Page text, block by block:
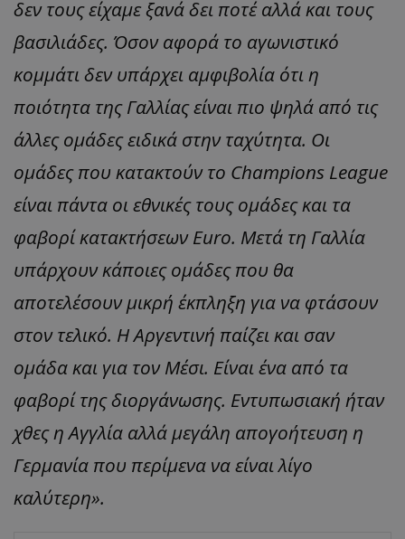
δεν τους είχαμε ξανά δει ποτέ αλλά και τους
βασιλιάδες. Όσον αφορά το αγωνιστικό
κομμάτι δεν υπάρχει αμφιβολία ότι η
ποιότητα της Γαλλίας είναι πιο ψηλά από τις
άλλες ομάδες ειδικά στην ταχύτητα. Οι
ομάδες που κατακτούν το Champions League
είναι πάντα οι εθνικές τους ομάδες και τα
φαβορί κατακτήσεων Euro. Μετά τη Γαλλία
υπάρχουν κάποιες ομάδες που θα
αποτελέσουν μικρή έκπληξη για να φτάσουν
στον τελικό. Η Αργεντινή παίζει και σαν
ομάδα και για τον Μέσι. Είναι ένα από τα
φαβορί της διοργάνωσης. Εντυπωσιακή ήταν
χθες η Αγγλία αλλά μεγάλη απογοήτευση η
Γερμανία που περίμενα να είναι λίγο
καλύτερη».